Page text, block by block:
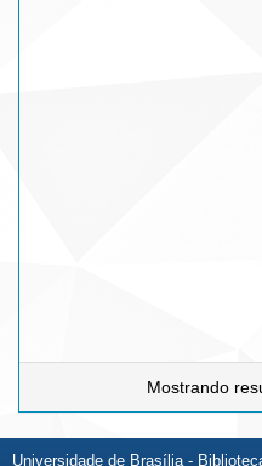
Mostrando
Universidade de Brasília -